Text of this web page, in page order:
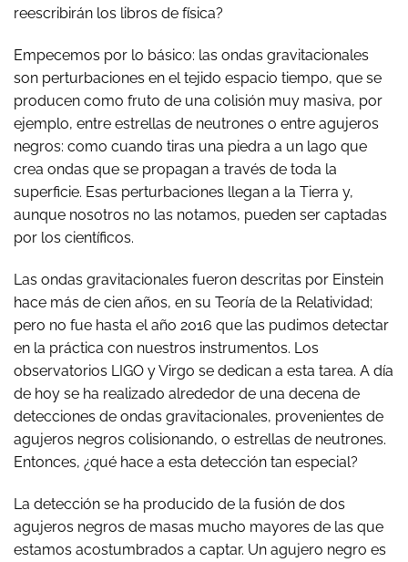
reescribirán los libros de física?
Empecemos por lo básico: las ondas gravitacionales
son perturbaciones en el tejido espacio tiempo, que se
producen como fruto de una colisión muy masiva, por
ejemplo, entre estrellas de neutrones o entre agujeros
negros: como cuando tiras una piedra a un lago que
crea ondas que se propagan a través de toda la
superficie. Esas perturbaciones llegan a la Tierra y,
aunque nosotros no las notamos, pueden ser captadas
por los científicos.
Las ondas gravitacionales fueron descritas por Einstein
hace más de cien años, en su Teoría de la Relatividad;
pero no fue hasta el año 2016 que las pudimos detectar
en la práctica con nuestros instrumentos. Los
observatorios LIGO y Virgo se dedican a esta tarea. A día
de hoy se ha realizado alrededor de una decena de
detecciones de ondas gravitacionales, provenientes de
agujeros negros colisionando, o estrellas de neutrones.
Entonces, ¿qué hace a esta detección tan especial?
La detección se ha producido de la fusión de dos
agujeros negros de masas mucho mayores de las que
estamos acostumbrados a captar. Un agujero negro es